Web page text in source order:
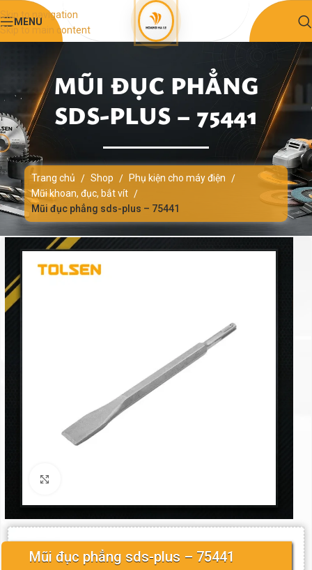
Skip to navigation
Skip to main content
MENU
MŨI ĐỤC PHẲNG
SDS-PLUS – 75441
Trang chủ / Shop / Phụ kiện cho máy điện /
Mũi khoan, đục, bắt vít /
Mũi đục phẳng sds-plus – 75441
Mũi đục phẳng sds-plus – 75441